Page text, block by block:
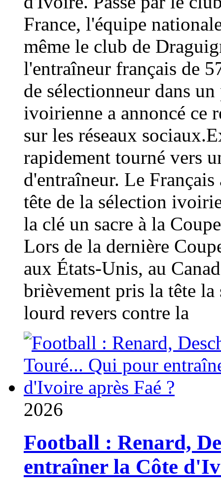
France, l'équipe
même le club de
l'entraîneur français de
de sélectionneur dans
ivoirienne a annoncé ce
sur les réseaux
rapidement tourné vers
d'entraîneur. Le
tête de la sélection
la clé un sacre à la
Lors de la dernière
aux États-Unis, au
brièvement pris la tête
lourd revers contre la
2026
Football : Renard,
entraîner la Côte